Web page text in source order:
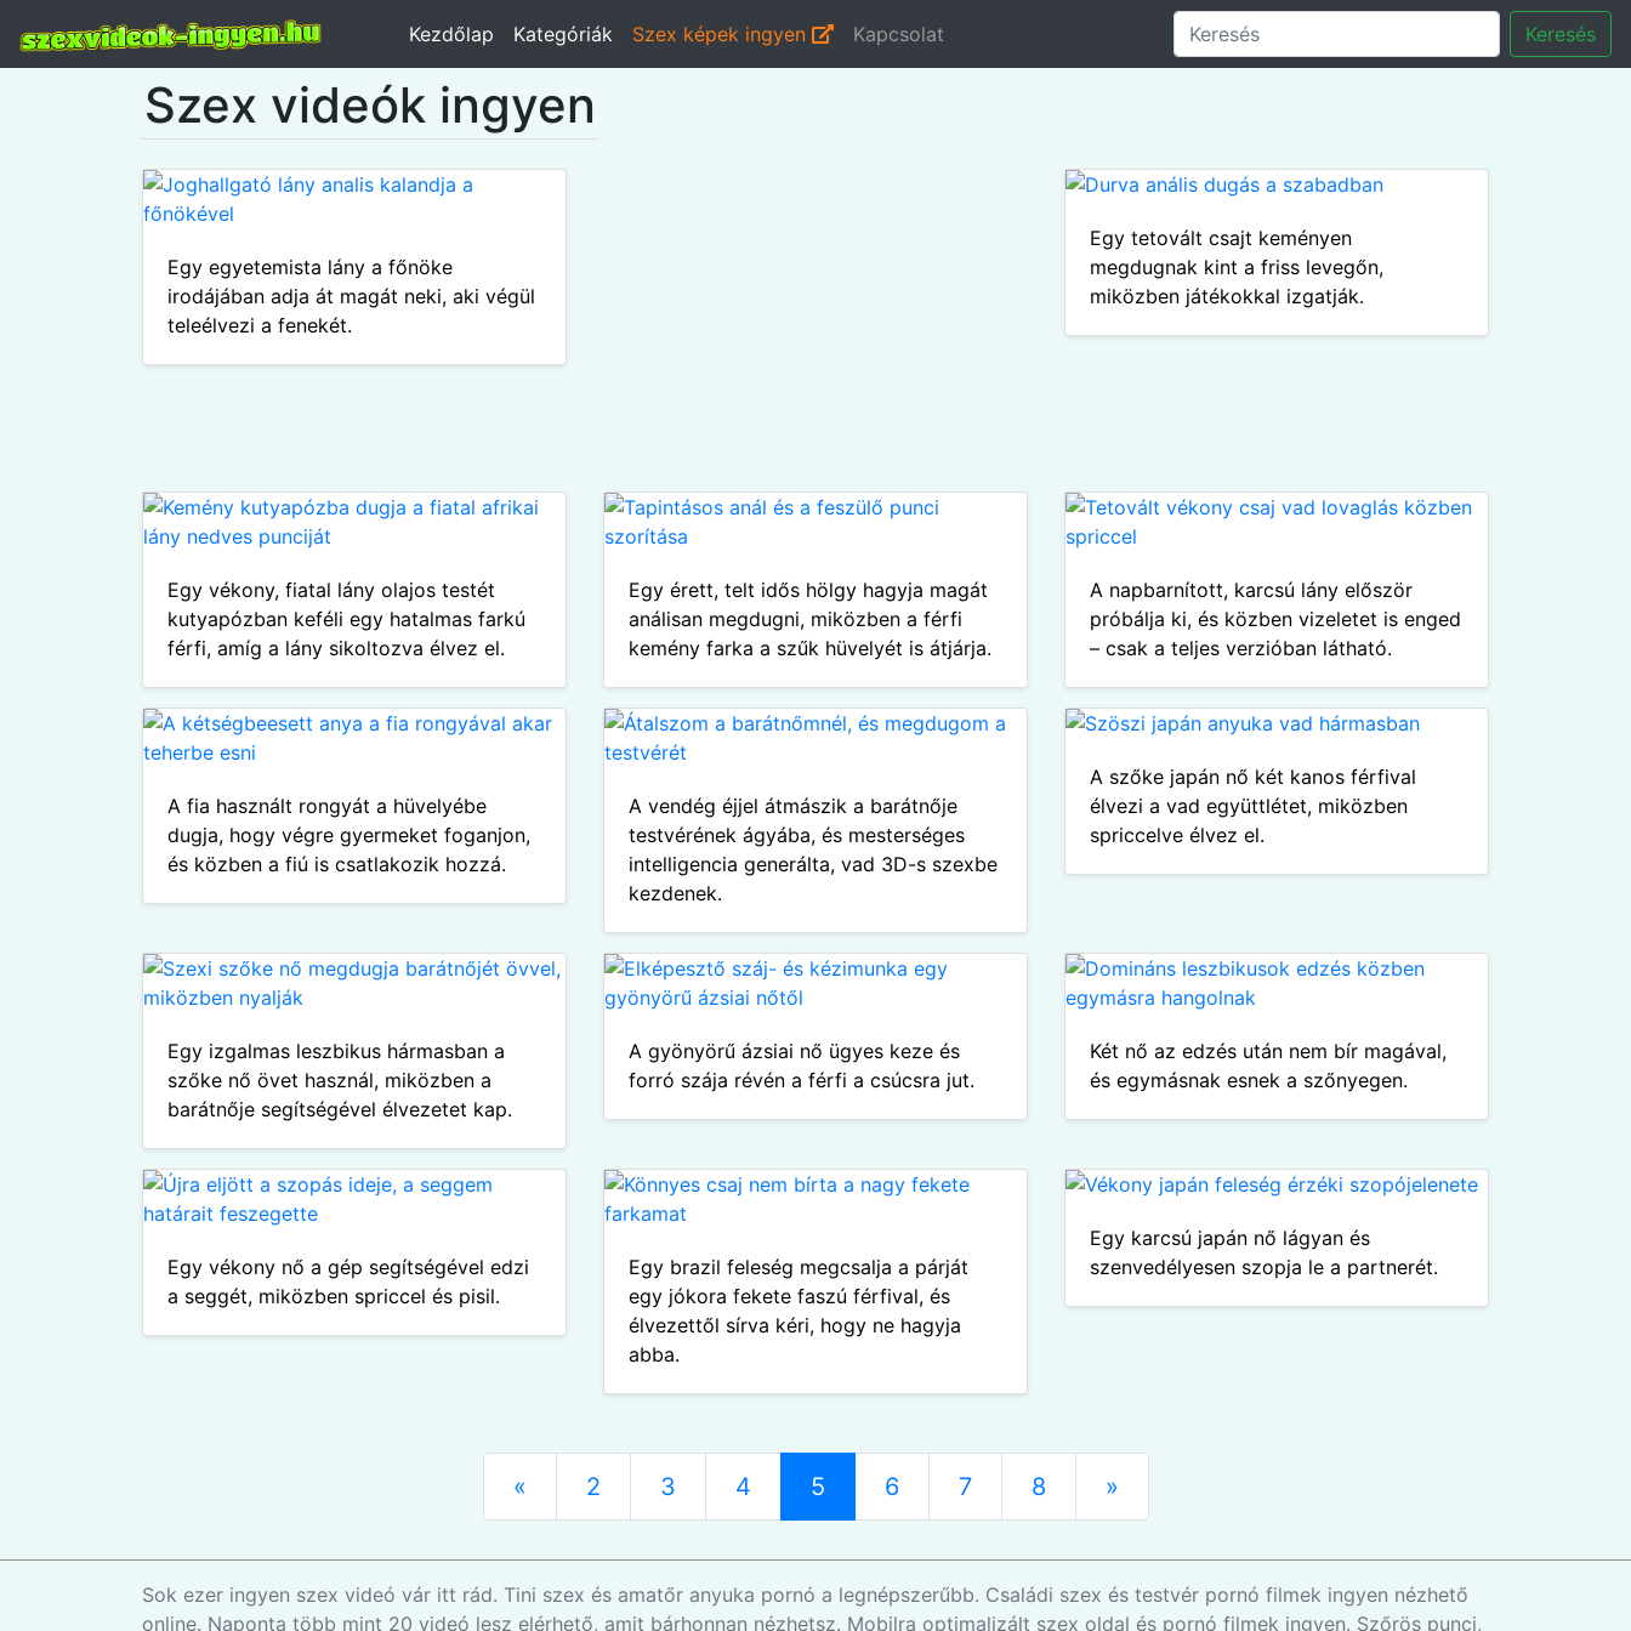
Kezdőlap Kategóriák Szex képek ingyen Kapcsolat Keresés
Szex videók ingyen
Egy egyetemista lány a főnöke
irodájában adja át magát neki, aki végül
teleélvezi a fenekét.
Egy tetovált csajt keményen
megdugnak kint a friss levegőn,
miközben játékokkal izgatják.
Egy vékony, fiatal lány olajos testét
kutyapózban keféli egy hatalmas farkú
férfi, amíg a lány sikoltozva élvez el.
Egy érett, telt idős hölgy hagyja magát
análisan megdugni, miközben a férfi
kemény farka a szűk hüvelyét is átjárja.
A napbarnított, karcsú lány először
próbálja ki, és közben vizeletet is enged
– csak a teljes verzióban látható.
A fia használt rongyát a hüvelyébe
dugja, hogy végre gyermeket foganjon,
és közben a fiú is csatlakozik hozzá.
A vendég éjjel átmászik a barátnője
testvérének ágyába, és mesterséges
intelligencia generálta, vad 3D-s szexbe
kezdenek.
A szőke japán nő két kanos férfival
élvezi a vad együttlétet, miközben
spriccelve élvez el.
Egy izgalmas leszbikus hármasban a
szőke nő övet használ, miközben a
barátnője segítségével élvezetet kap.
A gyönyörű ázsiai nő ügyes keze és
forró szája révén a férfi a csúcsra jut.
Két nő az edzés után nem bír magával,
és egymásnak esnek a szőnyegen.
Egy vékony nő a gép segítségével edzi
a seggét, miközben spriccel és pisil.
Egy brazil feleség megcsalja a párját
egy jókora fekete faszú férfival, és
élvezettől sírva kéri, hogy ne hagyja
abba.
Egy karcsú japán nő lágyan és
szenvedélyesen szopja le a partnerét.
« 2 3 4 5 6 7 8 »
Sok ezer ingyen szex videó vár itt rád. Tini szex és amatőr anyuka pornó a legnépszerűbb. Családi szex és testvér pornó filmek ingyen nézhető
online. Naponta több mint 20 videó lesz elérhető, amit bárhonnan nézhetsz. Mobilra optimalizált szex oldal és pornó filmek ingyen. Szőrös punci,